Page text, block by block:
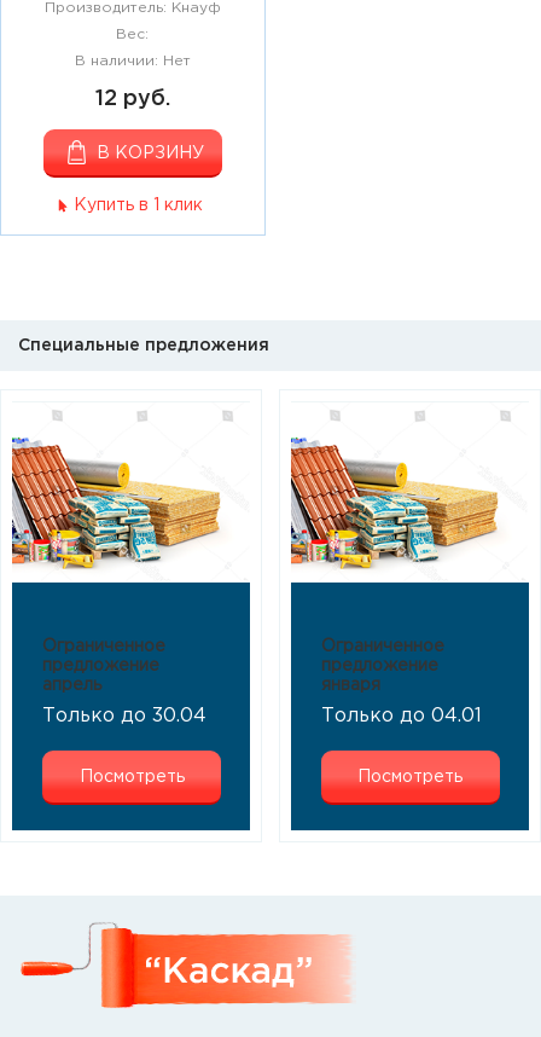
Производитель: Кнауф
Вес:
В наличии: Нет
12 руб.
В КОРЗИНУ
Купить в 1 клик
Специальные предложения
Ограниченное
предложение
апрель
Только до 30.04
Посмотреть
Ограниченное
предложение
января
Только до 04.01
Посмотреть